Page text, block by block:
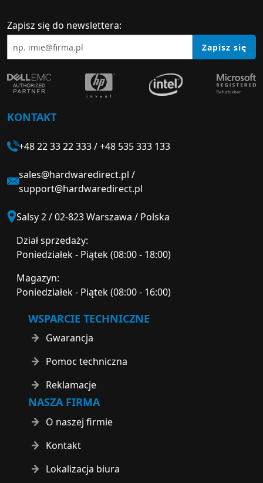
Zapisz się do newslettera:
Zapisz się
KONTAKT
+48 22 33 22 333/+48 535 333 133
sales@hardwaredirect.pl /
support@hardwaredirect.pl
Salsy 2 / 02-823 Warszawa / Polska
Dział sprzedaży:
Poniedziałek - Piątek (08:00 - 18:00)
Magazyn:
Poniedziałek - Piątek (08:00 - 16:00)
WSPARCIE TECHNICZNE
Gwarancja
Pomoc techniczna
Reklamacje
NASZA FIRMA
O naszej firmie
Kontakt
Lokalizacja biura